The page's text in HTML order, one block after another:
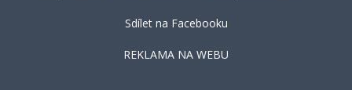
Sdílet na Facebooku
REKLAMA NA WEBU